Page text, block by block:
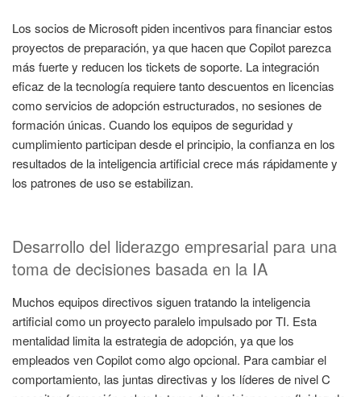
Los socios de Microsoft piden incentivos para financiar estos
proyectos de preparación, ya que hacen que Copilot parezca
más fuerte y reducen los tickets de soporte. La integración
eficaz de la tecnología requiere tanto descuentos en licencias
como servicios de adopción estructurados, no sesiones de
formación únicas. Cuando los equipos de seguridad y
cumplimiento participan desde el principio, la confianza en los
resultados de la inteligencia artificial crece más rápidamente y
los patrones de uso se estabilizan.
Desarrollo del liderazgo empresarial para una
toma de decisiones basada en la IA
Muchos equipos directivos siguen tratando la inteligencia
artificial como un proyecto paralelo impulsado por TI. Esta
mentalidad limita la estrategia de adopción, ya que los
empleados ven Copilot como algo opcional. Para cambiar el
comportamiento, las juntas directivas y los líderes de nivel C